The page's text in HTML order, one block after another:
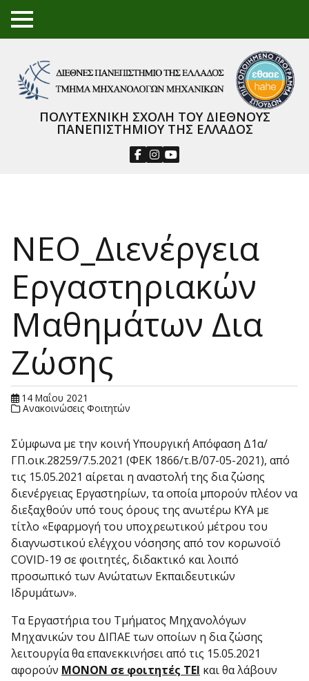
TO
GGL
NU
ΠΟΛΥΤΕΧΝΙΚΗ ΣΧΟΛΗ ΤΟΥ ΔΙΕΘΝΟΥΣ
ΠΑΝΕΠΙΣΤΗΜΙΟΥ ΤΗΣ ΕΛΛΑΔΟΣ
ΝΕΟ_Διενέργεια
Εργαστηριακών
Μαθημάτων Δια
Ζώσης
14 Μαΐου 2021
Ανακοινώσεις Φοιτητών
Σύμφωνα με την κοινή Υπουργική Απόφαση Δ1α/
ΓΠ.οικ.28259/7.5.2021 (ΦΕΚ 1866/τ.Β΄/07-05-2021), από
τις 15.05.2021 αίρεται η αναστολή της δια ζώσης
διενέργειας Εργαστηρίων, τα οποία μπορούν πλέον να
διεξαχθούν υπό τους όρους της ανωτέρω ΚΥΑ με
τίτλο «Εφαρμογή του υποχρεωτικού μέτρου του
διαγνωστικού ελέγχου νόσησης από τον κορωνοϊό
COVID-19 σε φοιτητές, διδακτικό και λοιπό
προσωπικό των Ανώτατων Εκπαιδευτικών
Ιδρυμάτων».
Τα Εργαστήρια του Τμήματος Μηχανολόγων
Μηχανικών του ΔΙΠΑΕ των οποίων η δια ζώσης
λειτουργία θα επανεκκινήσει από τις 15.05.2021
αφορούν ΜΟΝΟΝ σε φοιτητές ΤΕΙ και θα λάβουν